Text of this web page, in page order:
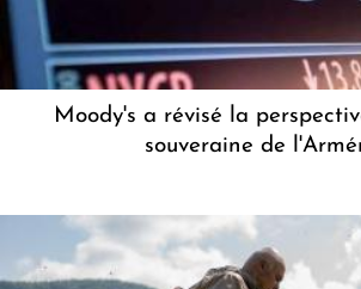
Moody's a révisé la
souveraine de